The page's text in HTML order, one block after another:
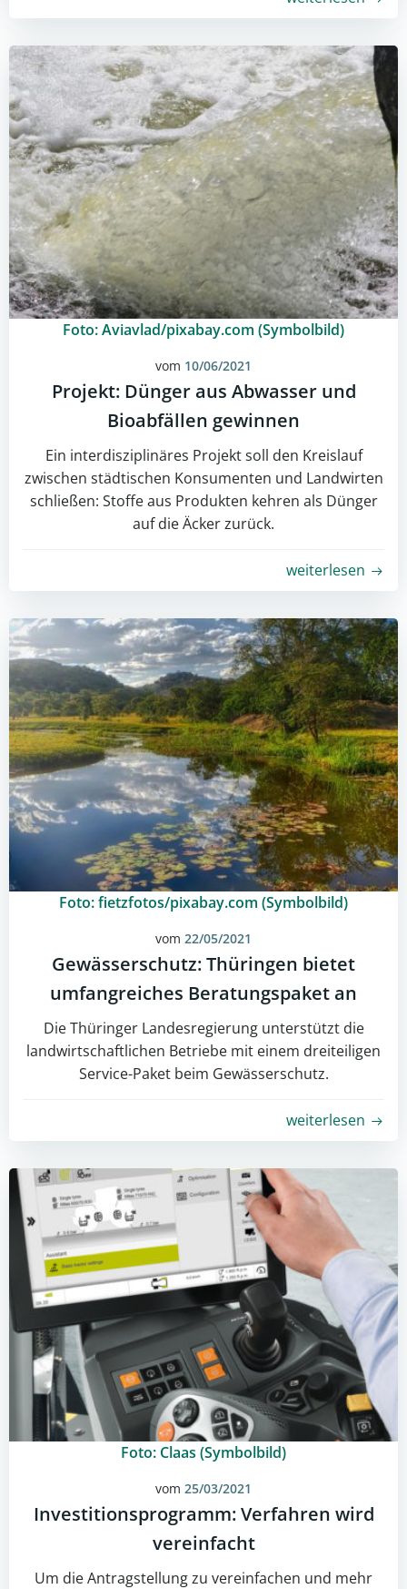
Foto: Aviavlad/pixabay.com (Symbolbild)
vom 10/06/2021
Projekt: Dünger aus Abwasser und
Bioabfällen gewinnen
Ein interdisziplinäres Projekt soll den Kreislauf
zwischen städtischen Konsumenten und Landwirten
schließen: Stoffe aus Produkten kehren als Dünger
auf die Äcker zurück.
weiterlesen
Foto: fietzfotos/pixabay.com (Symbolbild)
vom 22/05/2021
Gewässerschutz: Thüringen bietet
umfangreiches Beratungspaket an
Die Thüringer Landesregierung unterstützt die
landwirtschaftlichen Betriebe mit einem dreiteiligen
Service-Paket beim Gewässerschutz.
weiterlesen
Foto: Claas (Symbolbild)
vom 25/03/2021
Investitionsprogramm: Verfahren wird
vereinfacht
Um die Antragstellung zu vereinfachen und mehr